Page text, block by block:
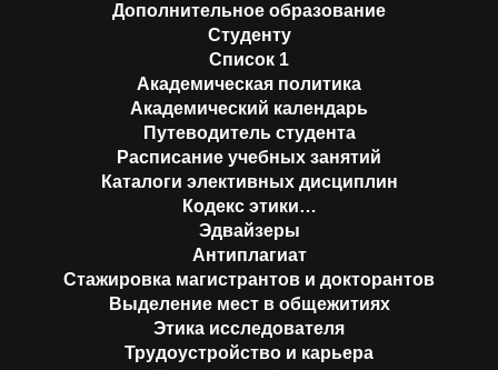
Дополнительное образование
Студенту
Список 1
Академическая политика
Академический календарь
Путеводитель студента
Расписание учебных занятий
Каталоги элективных дисциплин
Кодекс этики…
Эдвайзеры
Антиплагиат
Стажировка магистрантов и докторантов
Выделение мест в общежитиях
Этика исследователя
Трудоустройство и карьера